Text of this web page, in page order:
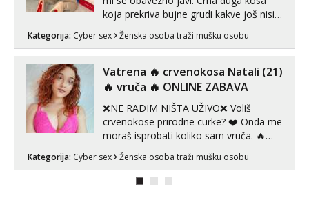
koja prekriva bujne grudi kakve još nisi
vidio, čista ŠESTICA! A usne? O usnama
bolje da ni ne pričam. Prave pune usne
vjeruj mi, takve još nisi vidio. Uvijek sam
spremna za ONLOINE zabavu...
Kategorija: Cyber sex Ženska osoba traži mušku osobu
Vatrena ‎️‍🔥 crvenokosa Natali (21)
‎️‍🔥 vruča‎ ️‍🔥 ONLINE ZABAVA
❌NE RADIM NIŠTA UŽIVO❌ Voliš
crvenokose prirodne curke? ❤️ Onda me
moraš isprobati koliko sam vruča.‎ ️‍🔥
MLADA vražica koja ima 100%
prorodne grudi, 💦 Misli su mi uvijek
prljave i u svemu vidim samo užitak. 💦
Kategorija: Cyber sex Ženska osoba traži mušku osobu